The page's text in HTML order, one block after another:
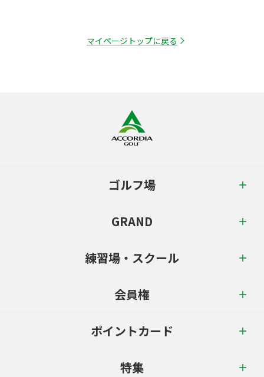
マイページトップに戻る
ゴルフ場
GRAND
練習場・スクール
会員権
ポイントカード
特集